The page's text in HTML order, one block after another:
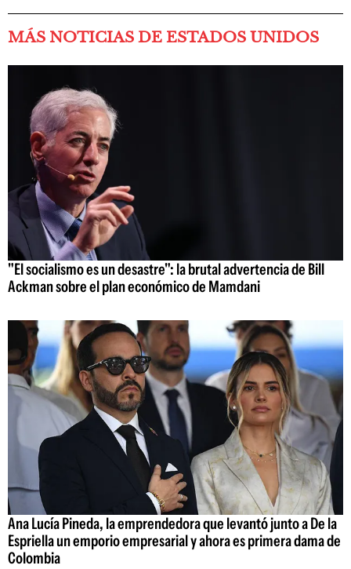
MÁS NOTICIAS DE ESTADOS UNIDOS
"El socialismo es un desastre": la brutal advertencia de Bill
Ackman sobre el plan económico de Mamdani
Ana Lucía Pineda, la emprendedora que levantó junto a De la
Espriella un emporio empresarial y ahora es primera dama de
Colombia